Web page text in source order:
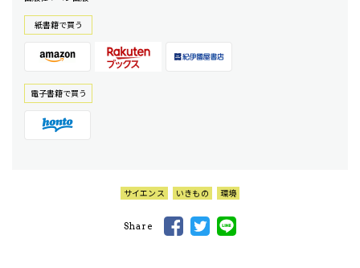
紙書籍で買う
電⼦書籍で買う
サイエンス いきもの 環境
Share